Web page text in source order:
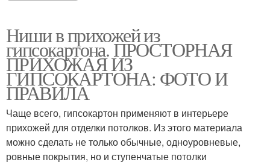
Ниши в прихожей из
гипсокартона. ПРОСТОРНАЯ
ПРИХОЖАЯ ИЗ
ГИПСОКАРТОНА: ФОТО И
ПРАВИЛА
Чаще всего, гипсокартон применяют в интерьере
прихожей для отделки потолков. Из этого материала
можно сделать не только обычные, одноуровневые,
ровные покрытия, но и ступенчатые потолки